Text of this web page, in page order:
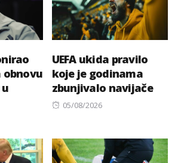
obnovu
UEFA ukida pravilo
koje je godinama
zbunjivalo navijače
Posted
05/08/2026